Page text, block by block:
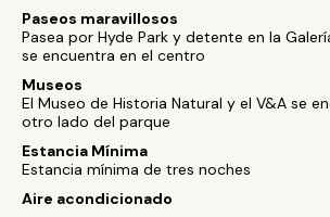
Paseos maravillosos
Pasea por Hyde Park y detente en la
se encuentra en el centro
Museos
El Museo de Historia Natural y el V&A se
otro lado del parque
Estancia Mínima
Estancia mínima de tres noches
Aire acondicionado